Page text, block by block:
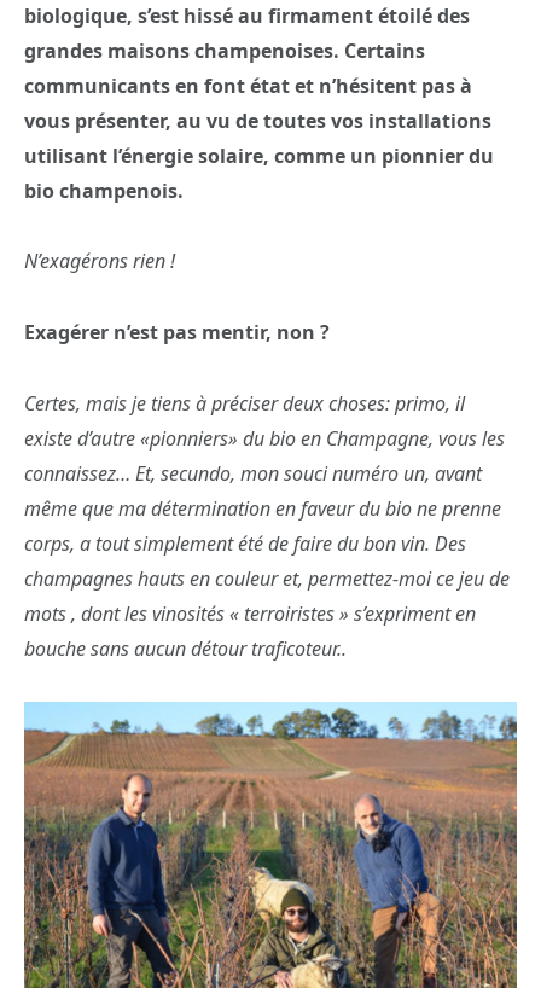
biologique, s’est hissé au firmament étoilé des
grandes maisons champenoises. Certains
communicants en font état et n’hésitent pas à
vous présenter, au vu de toutes vos installations
utilisant l’énergie solaire, comme un pionnier du
bio champenois.
N’exagérons rien !
Exagérer n’est pas mentir, non ?
Certes, mais je tiens à préciser deux choses: primo, il
existe d’autre «pionniers» du bio en Champagne, vous les
connaissez… Et, secundo, mon souci numéro un, avant
même que ma détermination en faveur du bio ne prenne
corps, a tout simplement été de faire du bon vin. Des
champagnes hauts en couleur et, permettez-moi ce jeu de
mots , dont les vinosités « terroiristes » s’expriment en
bouche sans aucun détour traficoteur..